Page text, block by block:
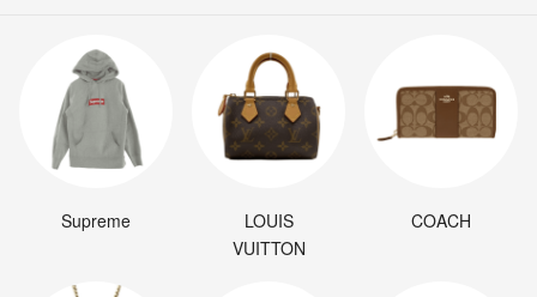
Supreme
LOUIS
VUITTON
COACH